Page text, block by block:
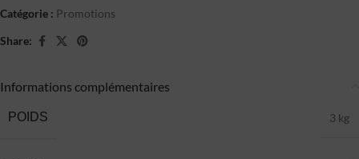
Catégorie : Promotions
Share:
Informations complémentaires
POIDS 3 kg